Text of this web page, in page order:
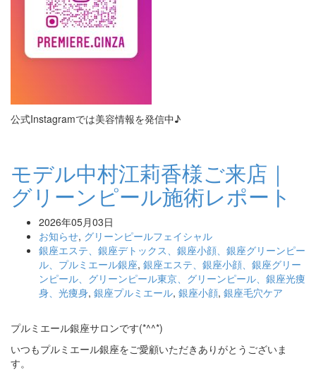
公式Instagramでは美容情報を発信中♪
モデル中村江莉香様ご来店｜
グリーンピール施術レポート
2026年05月03日
お知らせ, グリーンピールフェイシャル
銀座エステ、銀座デトックス、銀座小顔、銀座グリーンピー
ル、プルミエール銀座, 銀座エステ、銀座小顔、銀座グリー
ンピール、グリーンピール東京、グリーンピール、銀座光痩
身、光痩身, 銀座プルミエール, 銀座小顔, 銀座毛穴ケア
プルミエール銀座サロンです(*^^*)
いつもプルミエール銀座をご愛顧いただきありがとうございま
す。